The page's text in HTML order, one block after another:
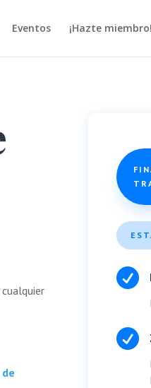
Eventos ¡Hazte miembro!

